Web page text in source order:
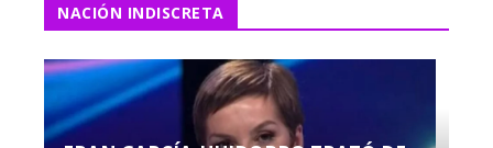
NACIÓN INDISCRETA